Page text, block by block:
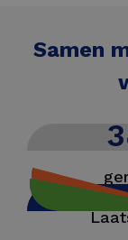
Lees
Samen